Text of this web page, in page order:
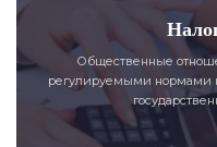
Общественные
регулируемыми нормами